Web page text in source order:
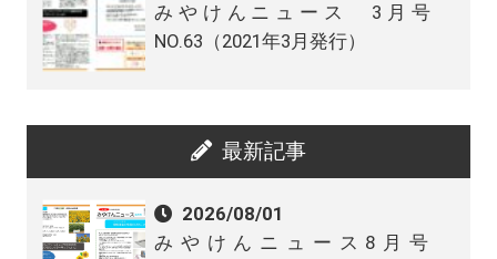
みやけんニュース 3月号
NO.63（2021年3月発行）
最新記事
2026/08/01
みやけんニュース8月号